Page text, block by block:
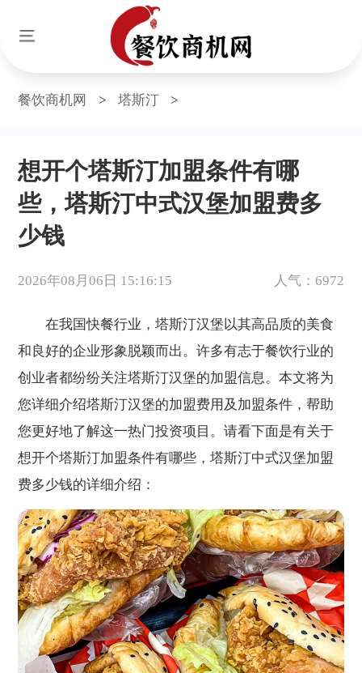
餐饮商机网 > 塔斯汀 >
想开个塔斯汀加盟条件有哪
些，塔斯汀中式汉堡加盟费多
少钱
2026年08月06日 15:16:15 人气：6972
在我国快餐行业，塔斯汀汉堡以其高品质的美食
和良好的企业形象脱颖而出。许多有志于餐饮行业的
创业者都纷纷关注塔斯汀汉堡的加盟信息。本文将为
您详细介绍塔斯汀汉堡的加盟费用及加盟条件，帮助
您更好地了解这一热门投资项目。请看下面是有关于
想开个塔斯汀加盟条件有哪些，塔斯汀中式汉堡加盟
费多少钱的详细介绍：